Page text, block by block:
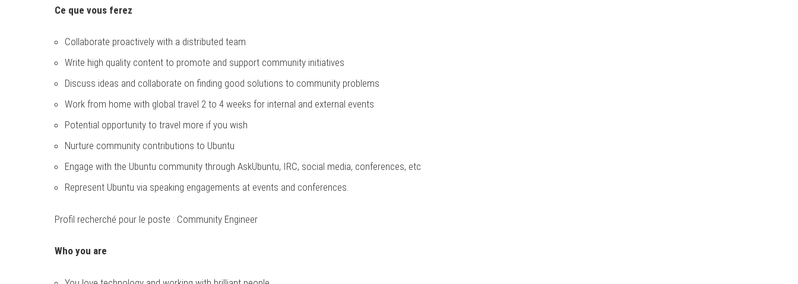
Ce que vous ferez
Collaborate proactively with a distributed team
Write high quality content to promote and support community initiatives
Discuss ideas and collaborate on finding good solutions to community problems
Work from home with global travel 2 to 4 weeks for internal and external events
Potential opportunity to travel more if you wish
Nurture community contributions to Ubuntu
Engage with the Ubuntu community through AskUbuntu, IRC, social media, conferences, etc
Represent Ubuntu via speaking engagements at events and conferences.
Profil recherché pour le poste : Community Engineer
Who you are